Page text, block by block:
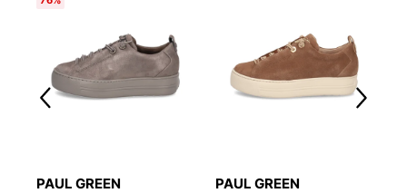
PAUL GREEN
PAUL GREEN